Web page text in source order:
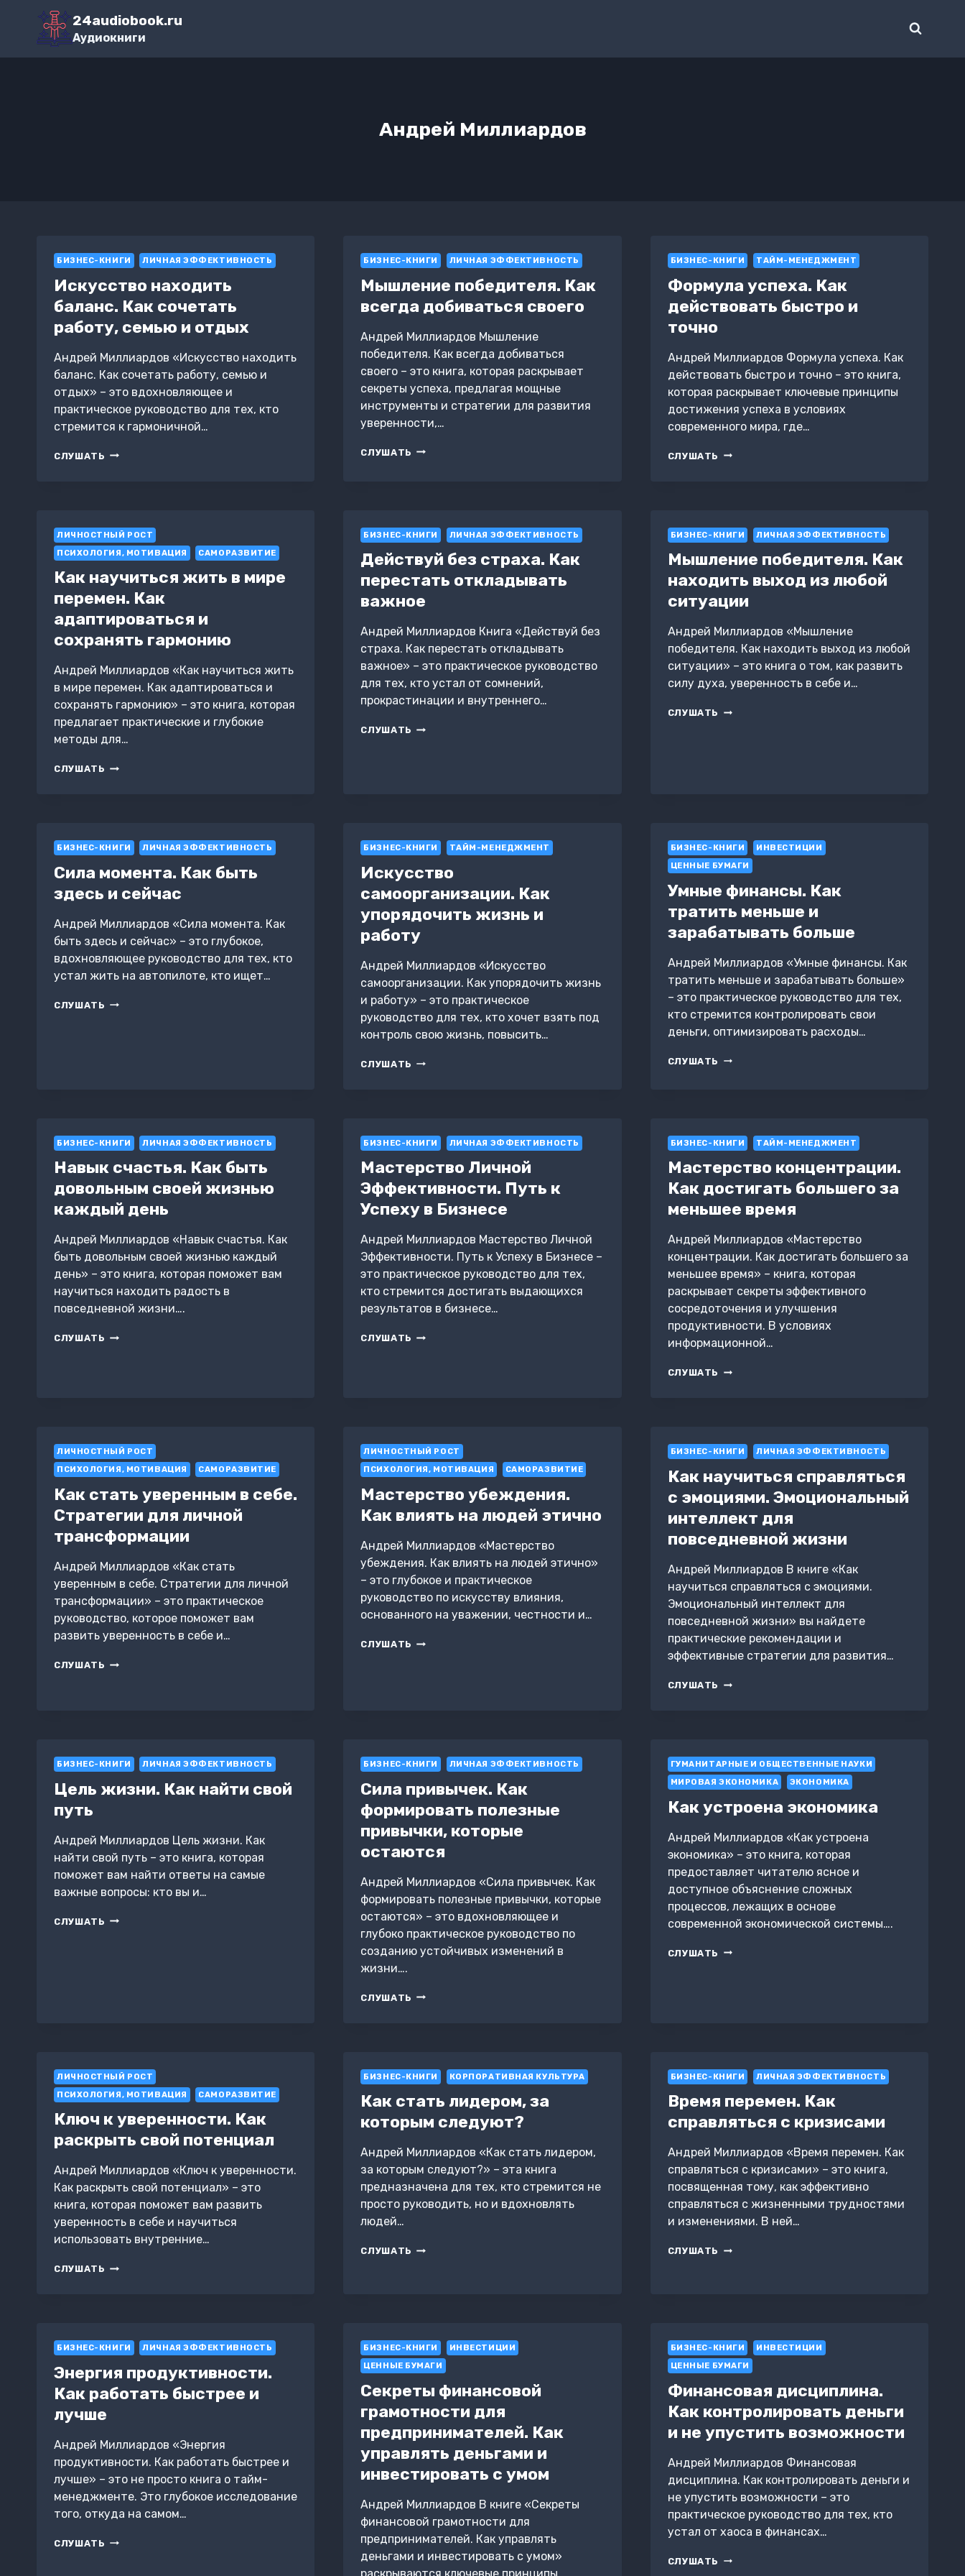
Перейти
содержимому
24audiobook.ru
Аудиокниги
Андрей Миллиардов
БИЗНЕС-КНИГИ ЛИЧНАЯ ЭФФЕКТИВНОСТЬ
Искусство находить
баланс. Как сочетать
работу, семью и отдых
Андрей Миллиардов «Искусство находить
баланс. Как сочетать работу, семью и
отдых» – это вдохновляющее и
практическое руководство для тех, кто
стремится к гармоничной…
СЛУШАТЬ ИСКУССТВО
СЕМЬЮ
И
ОТДЫХ
БИЗНЕС-КНИГИ ЛИЧНАЯ ЭФФЕКТИВНОСТЬ
Мышление победителя. Как
всегда добиваться своего
Андрей Миллиардов Мышление
победителя. Как всегда добиваться
своего – это книга, которая раскрывает
секреты успеха, предлагая мощные
инструменты и стратегии для развития
уверенности,…
СЛУШАТЬ МЫШЛЕНИЕ
БИЗНЕС-КНИГИ ТАЙМ-МЕНЕДЖМЕНТ
Формула успеха. Как
действовать быстро и
точно
Андрей Миллиардов Формула успеха. Как
действовать быстро и точно – это книга,
которая раскрывает ключевые принципы
достижения успеха в условиях
современного мира, где…
СЛУШАТЬ ФОРМУЛА
ТОЧНО
ЛИЧНОСТНЫЙ РОСТ
ПСИХОЛОГИЯ, МОТИВАЦИЯ
САМОРАЗВИТИЕ
Как научиться жить в мире
перемен. Как
адаптироваться и
сохранять гармонию
Андрей Миллиардов «Как научиться жить
в мире перемен. Как адаптироваться и
сохранять гармонию» – это книга, которая
предлагает практические и глубокие
методы для…
СЛУШАТЬ КАК
КАК
И
СОХРАНЯТЬ
БИЗНЕС-КНИГИ ЛИЧНАЯ ЭФФЕКТИВНОСТЬ
Действуй без страха. Как
перестать откладывать
важное
Андрей Миллиардов Книга «Действуй без
страха. Как перестать откладывать
важное» – это практическое руководство
для тех, кто устал от сомнений,
прокрастинации и внутреннего…
СЛУШАТЬ ДЕЙСТВУЙ
БИЗНЕС-КНИГИ ЛИЧНАЯ ЭФФЕКТИВНОСТЬ
Мышление победителя. Как
находить выход из любой
ситуации
Андрей Миллиардов «Мышление
победителя. Как находить выход из любой
ситуации» – это книга о том, как развить
силу духа, уверенность в себе и…
СЛУШАТЬ МЫШЛЕНИЕ
БИЗНЕС-КНИГИ ЛИЧНАЯ ЭФФЕКТИВНОСТЬ
Сила момента. Как быть
здесь и сейчас
Андрей Миллиардов «Сила момента. Как
быть здесь и сейчас» – это глубокое,
вдохновляющее руководство для тех, кто
устал жить на автопилоте, кто ищет…
СЛУШАТЬ СИЛА
БИЗНЕС-КНИГИ ТАЙМ-МЕНЕДЖМЕНТ
Искусство
самоорганизации. Как
упорядочить жизнь и
работу
Андрей Миллиардов «Искусство
самоорганизации. Как упорядочить жизнь
и работу» – это практическое
руководство для тех, кто хочет взять под
контроль свою жизнь, повысить…
СЛУШАТЬ ИСКУССТВО
РАБОТУ
БИЗНЕС-КНИГИ
ИНВЕСТИЦИИ
ЦЕННЫЕ БУМАГИ
Умные финансы. Как
тратить меньше и
зарабатывать больше
Андрей Миллиардов «Умные финансы. Как
тратить меньше и зарабатывать больше»
– это практическое руководство для тех,
кто стремится контролировать свои
деньги, оптимизировать расходы…
СЛУШАТЬ УМНЫЕ
ЗАРАБАТЫВАТЬ
БИЗНЕС-КНИГИ ЛИЧНАЯ ЭФФЕКТИВНОСТЬ
Навык счастья. Как быть
довольным своей жизнью
каждый день
Андрей Миллиардов «Навык счастья. Как
быть довольным своей жизнью каждый
день» – это книга, которая поможет вам
научиться находить радость в
повседневной жизни….
СЛУШАТЬ НАВЫК
ДЕНЬ
БИЗНЕС-КНИГИ ЛИЧНАЯ ЭФФЕКТИВНОСТЬ
Мастерство Личной
Эффективности. Путь к
Успеху в Бизнесе
Андрей Миллиардов Мастерство Личной
Эффективности. Путь к Успеху в Бизнесе –
это практическое руководство для тех,
кто стремится достигать выдающихся
результатов в бизнесе…
СЛУШАТЬ МАСТЕРСТВО
БИЗНЕС-КНИГИ ТАЙМ-МЕНЕДЖМЕНТ
Мастерство концентрации.
Как достигать большего за
меньшее время
Андрей Миллиардов «Мастерство
концентрации. Как достигать большего за
меньшее время» – книга, которая
раскрывает секреты эффективного
сосредоточения и улучшения
продуктивности. В условиях
информационной…
СЛУШАТЬ МАСТЕРСТВО
МЕНЬШЕЕ
ЛИЧНОСТНЫЙ РОСТ
ПСИХОЛОГИЯ, МОТИВАЦИЯ
САМОРАЗВИТИЕ
Как стать уверенным в себе.
Стратегии для личной
трансформации
Андрей Миллиардов «Как стать
уверенным в себе. Стратегии для личной
трансформации» – это практическое
руководство, которое поможет вам
развить уверенность в себе и…
СЛУШАТЬ КАК
ЛИЧНОЙ
ТРАНСФОРМАЦИИ
ЛИЧНОСТНЫЙ РОСТ
ПСИХОЛОГИЯ, МОТИВАЦИЯ
САМОРАЗВИТИЕ
Мастерство убеждения.
Как влиять на людей этично
Андрей Миллиардов «Мастерство
убеждения. Как влиять на людей этично»
– это глубокое и практическое
руководство по искусству влияния,
основанного на уважении, честности и…
СЛУШАТЬ МАСТЕРСТВО
БИЗНЕС-КНИГИ ЛИЧНАЯ ЭФФЕКТИВНОСТЬ
Как научиться справляться
с эмоциями. Эмоциональный
интеллект для
повседневной жизни
Андрей Миллиардов В книге «Как
научиться справляться с эмоциями.
Эмоциональный интеллект для
повседневной жизни» вы найдете
практические рекомендации и
эффективные стратегии для развития…
СЛУШАТЬ КАК
ИНТЕЛЛЕКТ
ДЛЯ
ПОВСЕДНЕВНОЙ
ЖИЗНИ
БИЗНЕС-КНИГИ ЛИЧНАЯ ЭФФЕКТИВНОСТЬ
Цель жизни. Как найти свой
путь
Андрей Миллиардов Цель жизни. Как
найти свой путь – это книга, которая
поможет вам найти ответы на самые
важные вопросы: кто вы и…
СЛУШАТЬ ЦЕЛЬ
БИЗНЕС-КНИГИ ЛИЧНАЯ ЭФФЕКТИВНОСТЬ
Сила привычек. Как
формировать полезные
привычки, которые
остаются
Андрей Миллиардов «Сила привычек. Как
формировать полезные привычки, которые
остаются» – это вдохновляющее и
глубоко практическое руководство по
созданию устойчивых изменений в
жизни….
СЛУШАТЬ СИЛА
КОТОРЫЕ
ГУМАНИТАРНЫЕ И ОБЩЕСТВЕННЫЕ НАУКИ
МИРОВАЯ ЭКОНОМИКА
ЭКОНОМИКА
Как устроена экономика
Андрей Миллиардов «Как устроена
экономика» – это книга, которая
предоставляет читателю ясное и
доступное объяснение сложных
процессов, лежащих в основе
современной экономической системы….
СЛУШАТЬ КАК
ЛИЧНОСТНЫЙ РОСТ
ПСИХОЛОГИЯ, МОТИВАЦИЯ
САМОРАЗВИТИЕ
Ключ к уверенности. Как
раскрыть свой потенциал
Андрей Миллиардов «Ключ к уверенности.
Как раскрыть свой потенциал» – это
книга, которая поможет вам развить
уверенность в себе и научиться
использовать внутренние…
СЛУШАТЬ КЛЮЧ
ПОТЕНЦИАЛ
БИЗНЕС-КНИГИ КОРПОРАТИВНАЯ КУЛЬТУРА
Как стать лидером, за
которым следуют?
Андрей Миллиардов «Как стать лидером,
за которым следуют?» – эта книга
предназначена для тех, кто стремится не
просто руководить, но и вдохновлять
людей…
СЛУШАТЬ КАК
БИЗНЕС-КНИГИ ЛИЧНАЯ ЭФФЕКТИВНОСТЬ
Время перемен. Как
справляться с кризисами
Андрей Миллиардов «Время перемен. Как
справляться с кризисами» – это книга,
посвященная тому, как эффективно
справляться с жизненными трудностями
и изменениями. В ней…
СЛУШАТЬ ВРЕМЯ
БИЗНЕС-КНИГИ ЛИЧНАЯ ЭФФЕКТИВНОСТЬ
Энергия продуктивности.
Как работать быстрее и
лучше
Андрей Миллиардов «Энергия
продуктивности. Как работать быстрее и
лучше» – это не просто книга о тайм-
менеджменте. Это глубокое исследование
того, откуда на самом…
СЛУШАТЬ ЭНЕРГИЯ
БИЗНЕС-КНИГИ
ИНВЕСТИЦИИ
ЦЕННЫЕ БУМАГИ
Секреты финансовой
грамотности для
предпринимателей. Как
управлять деньгами и
инвестировать с умом
Андрей Миллиардов В книге «Секреты
финансовой грамотности для
предпринимателей. Как управлять
деньгами и инвестировать с умом»
БИЗНЕС-КНИГИ
ИНВЕСТИЦИИ
ЦЕННЫЕ БУМАГИ
Финансовая дисциплина.
Как контролировать деньги
и не упустить возможности
Андрей Миллиардов Финансовая
дисциплина. Как контролировать деньги и
не упустить возможности – это
практическое руководство для тех, кто
устал от хаоса в финансах…
СЛУШАТЬ ФИНАНСОВАЯ